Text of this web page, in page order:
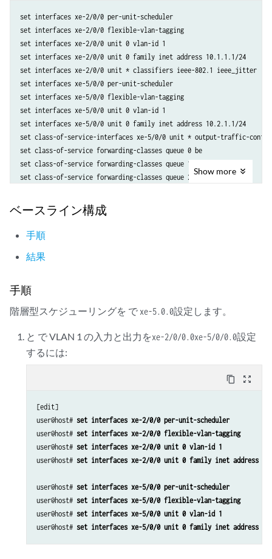
set interfaces xe-2/0/0 per-unit-scheduler
set interfaces xe-2/0/0 flexible-vlan-tagging
set interfaces xe-2/0/0 unit 0 vlan-id 1
set interfaces xe-2/0/0 unit 0 family inet address 10.1.1.1/24
set interfaces xe-2/0/0 unit * classifiers ieee-802.1 ieee_jitter
set interfaces xe-5/0/0 per-unit-scheduler
set interfaces xe-5/0/0 flexible-vlan-tagging
set interfaces xe-5/0/0 unit 0 vlan-id 1
set interfaces xe-5/0/0 unit 0 family inet address 10.2.1.1/24
set class-of-service-interfaces xe-5/0/0 unit * output-traffic-
set class-of-service forwarding-classes queue 0 be
set class-of-service forwarding-classes queue 1 ef
set class-of-service forwarding-classes queue 2 af
set class-of-service schedulers be_sch priority low
set class-of-service schedulers ef_sch priority low
set class-of-service schedulers af_sch priority strict-high
set class-of-service classifiers ieee_jitter forwarding-class be
set class-of-service classifiers ieee_jitter forwarding-class af
set class-of-service classifiers ieee_jitter forwarding-class nc
set class-of-service scheduler-maps smap_jitter forwarding-class be
set class-of-service scheduler-maps smap_jitter forwarding-class af
set class-of-service scheduler-maps smap_jitter forwarding-class nc
set class-of-service traffic-control-profiles tcp  scheduler-map
Show more
ベースライン構成
手順
結果
手順
階層型スケジューリングを で xe-5.0.0設定します。
と で VLAN 1 の入力と出力をxe-2/0/0.0xe-5/0/0.0設定
するには:
content_copy zoom_out_map
[edit]
user@host# set interfaces xe-2/0/0 per-unit-scheduler
user@host# set interfaces xe-2/0/0 flexible-vlan-tagging
user@host# set interfaces xe-2/0/0 unit 0 vlan-id 1
user@host# set interfaces xe-2/0/0 unit 0 family inet address
user@host# set interfaces xe-5/0/0 per-unit-scheduler
user@host# set interfaces xe-5/0/0 flexible-vlan-tagging
user@host# set interfaces xe-5/0/0 unit 0 vlan-id 1
user@host# set interfaces xe-5/0/0 unit 0 family inet address